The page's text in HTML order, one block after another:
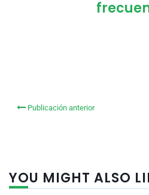
Publicación anterior
YOU MIGHT ALSO